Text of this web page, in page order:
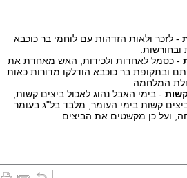
- לזכר ולאות הזדהות עם לוחמי בר כוכבא
ובחורשות.
- כסמל לאחדות ולכידות, האש מאחדת את
ובתקופת בר כוכבא הודלקו מדורות כאות
המלחמה.
- בימי האבל נהוג לאכול ביצים קשות,
ביצים קשות בימי העומר, מלבד בל"ג בעומר
ועל כן מקשטים את הביצים.